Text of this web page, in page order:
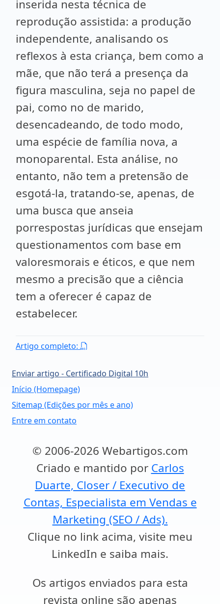
inserida nesta técnica de
reprodução assistida: a produção
independente, analisando os
reflexos à esta criança, bem como a
mãe, que não terá a presença da
figura masculina, seja no papel de
pai, como no de marido,
desencadeando, de todo modo,
uma espécie de família nova, a
monoparental. Esta análise, no
entanto, não tem a pretensão de
esgotá-la, tratando-se, apenas, de
uma busca que anseia
porrespostas jurídicas que ensejam
questionamentos com base em
valoresmorais e éticos, e que nem
mesmo a precisão que a ciência
tem a oferecer é capaz de
estabelecer.
Artigo completo:
Enviar artigo - Certificado Digital 10h
Início (Homepage)
Sitemap (Edições por mês e ano)
Entre em contato
© 2006-2026 Webartigos.com
Criado e mantido por Carlos
Duarte, Closer / Executivo de
Contas, Especialista em Vendas e
Marketing (SEO / Ads).
Clique no link acima, visite meu
LinkedIn e saiba mais.
Os artigos enviados para esta
revista online são apenas